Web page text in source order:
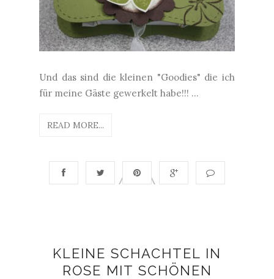
Und das sind die kleinen "Goodies" die ich
für meine Gäste gewerkelt habe!!! ...
READ MORE...
KLEINE SCHACHTEL IN
ROSE MIT SCHÖNEN